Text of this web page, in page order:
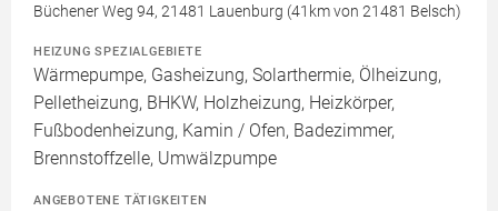
Büchener Weg 94, 21481 Lauenburg (41km von 21481 Belsch)
HEIZUNG SPEZIALGEBIETE
Wärmepumpe, Gasheizung, Solarthermie, Ölheizung,
Pelletheizung, BHKW, Holzheizung, Heizkörper,
Fußbodenheizung, Kamin / Ofen, Badezimmer,
Brennstoffzelle, Umwälzpumpe
ANGEBOTENE TÄTIGKEITEN